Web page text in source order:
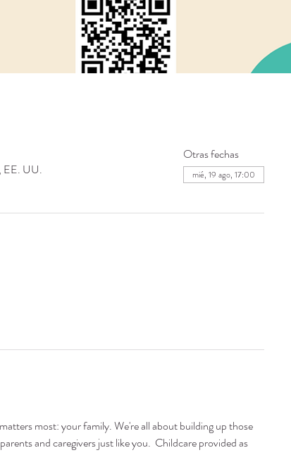
EE. UU.
Otras fechas
mié, 19 ago, 17:00
most: your family. We're all about building up those
and caregivers just like you.  Childcare provided as